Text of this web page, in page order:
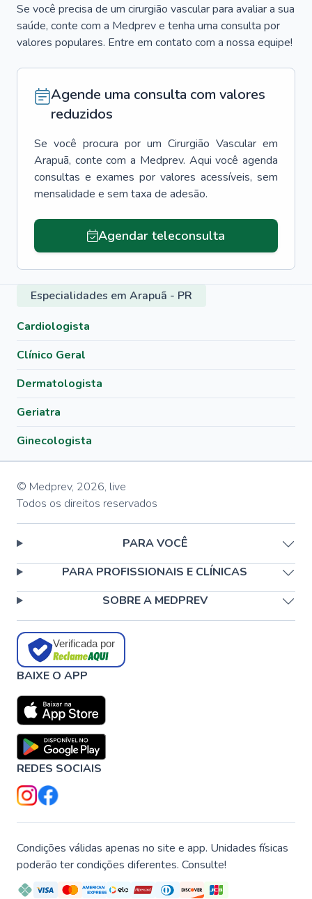
Se você precisa de um cirurgião vascular para avaliar a sua
saúde, conte com a Medprev e tenha uma consulta por
valores populares. Entre em contato com a nossa equipe!
Agende uma consulta com valores
reduzidos
Se você procura por um Cirurgião Vascular em
Arapuã, conte com a Medprev. Aqui você agenda
consultas e exames por valores acessíveis, sem
mensalidade e sem taxa de adesão.
Agendar teleconsulta
Especialidades em Arapuã - PR
Cardiologista
Clínico Geral
Dermatologista
Geriatra
Ginecologista
© Medprev, 2026, live
Todos os direitos reservados
PARA VOCÊ
PARA PROFISSIONAIS E CLÍNICAS
SOBRE A MEDPREV
Verificada por
BAIXE O APP
REDES SOCIAIS
Condições válidas apenas no site e app. Unidades físicas
poderão ter condições diferentes. Consulte!